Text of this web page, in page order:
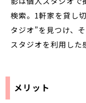
検索。1軒家を貸し
タジオ”を見つけ、
スタジオを利用した
メリット